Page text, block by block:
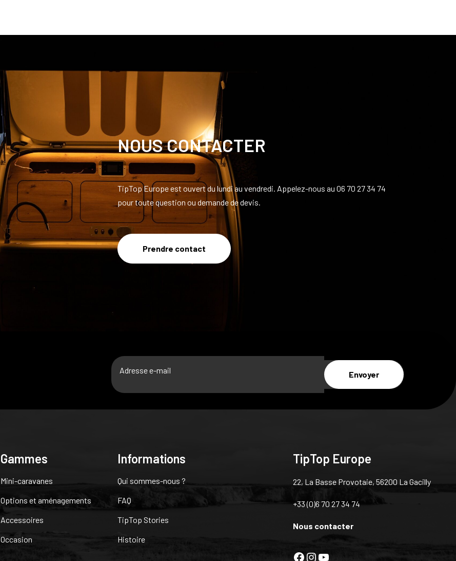
NOUS CONTACTER
TipTop Europe est ouvert du lundi au vendredi. Appelez-nous au 06 70 27 34 74
pour toute question ou demande de devis.
Prendre contact
E
m
iA
Gammes
Mini-caravanes
Options et aménagements
Accessoires
Occasion
Informations
Qui sommes-nous ?
FAQ
TipTop Stories
Histoire
TipTop Europe
22, La Basse Provotaie, 56200 La Gacilly
+33 (0)6 70 27 34 74
Nous contacter
Facebook
Instagram
YouTube